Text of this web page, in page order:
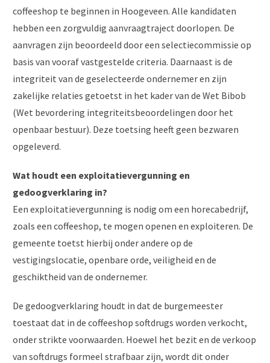
coffeeshop te beginnen in Hoogeveen. Alle kandidaten
hebben een zorgvuldig aanvraagtraject doorlopen. De
aanvragen zijn beoordeeld door een selectiecommissie op
basis van vooraf vastgestelde criteria. Daarnaast is de
integriteit van de geselecteerde ondernemer en zijn
zakelijke relaties getoetst in het kader van de Wet Bibob
(Wet bevordering integriteitsbeoordelingen door het
openbaar bestuur). Deze toetsing heeft geen bezwaren
opgeleverd.
Wat houdt een exploitatievergunning en
gedoogverklaring in?
Een exploitatievergunning is nodig om een horecabedrijf,
zoals een coffeeshop, te mogen openen en exploiteren. De
gemeente toetst hierbij onder andere op de
vestigingslocatie, openbare orde, veiligheid en de
geschiktheid van de ondernemer.
De gedoogverklaring houdt in dat de burgemeester
toestaat dat in de coffeeshop softdrugs worden verkocht,
onder strikte voorwaarden. Hoewel het bezit en de verkoop
van softdrugs formeel strafbaar zijn, wordt dit onder